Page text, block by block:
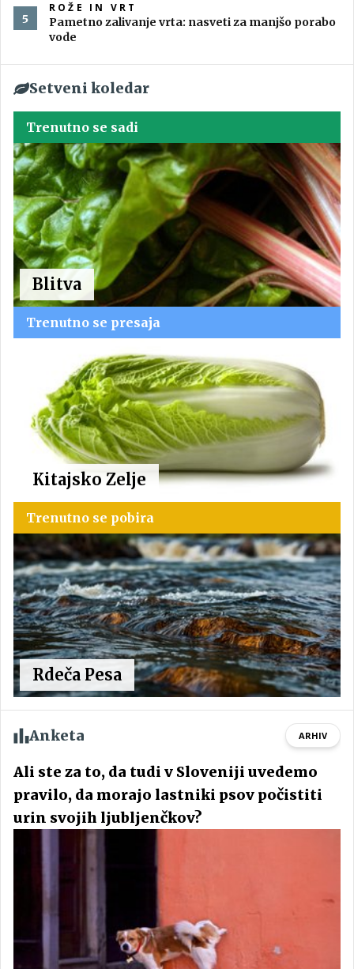
ROŽE IN VRT
Pametno zalivanje vrta: nasveti za manjšo porabo
vode
Setveni koledar
Trenutno se sadi
Blitva
Trenutno se presaja
Kitajsko Zelje
Trenutno se pobira
Rdeča Pesa
Anketa ARHIV
Ali ste za to, da tudi v Sloveniji uvedemo
pravilo, da morajo lastniki psov počistiti
urin svojih ljubljenčkov?